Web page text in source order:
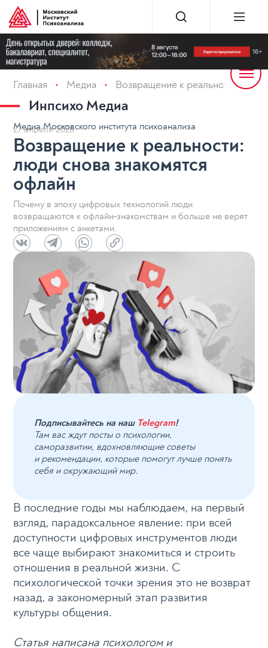
Главная Медиа Возвращение к реальности:
Инпсихо Медиа
Медиа Московского института психоанализа
27 апреля 2026
Возвращение к реальности:
люди снова знакомятся
офлайн
Почему в эпоху цифровых технологий люди
возвращаются к офлайн‑знакомствам и больше не верят
приложениям с анкетами.
Подписывайтесь на наш Telegram!
Там вас ждут посты о психологии,
саморазвитии, вдохновляющие советы
и рекомендации, которые помогут лучше понять
себя и окружающий мир.
В последние годы мы наблюдаем, на первый
взгляд, парадоксальное явление: при всей
доступности цифровых инструментов люди
все чаще выбирают знакомиться и строить
отношения в реальной жизни. С
психологической точки зрения это не возврат
назад, а закономерный этап развития
культуры общения.
Статья написана психологом и